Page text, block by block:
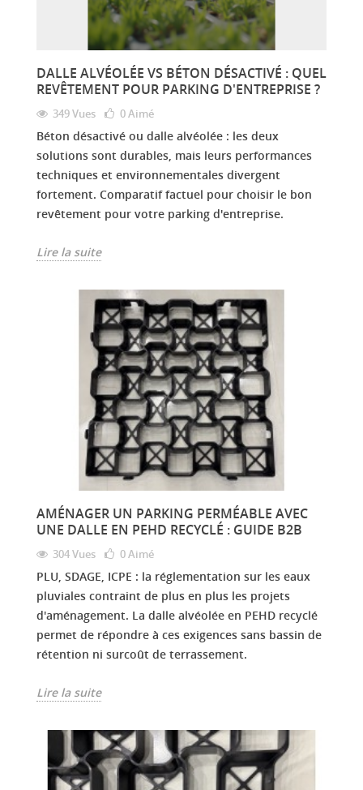
DALLE ALVÉOLÉE VS BÉTON DÉSACTIVÉ : QUEL
REVÊTEMENT POUR PARKING D'ENTREPRISE ?
349 Vues 0Aimé
Béton désactivé ou dalle alvéolée : les deux
solutions sont durables, mais leurs performances
techniques et environnementales divergent
fortement. Comparatif factuel pour choisir le bon
revêtement pour votre parking d'entreprise.
Lire la suite
AMÉNAGER UN PARKING PERMÉABLE AVEC
UNE DALLE EN PEHD RECYCLÉ : GUIDE B2B
304 Vues 0Aimé
PLU, SDAGE, ICPE : la réglementation sur les eaux
pluviales contraint de plus en plus les projets
d'aménagement. La dalle alvéolée en PEHD recyclé
permet de répondre à ces exigences sans bassin de
rétention ni surcoût de terrassement.
Lire la suite